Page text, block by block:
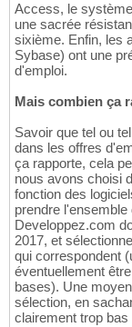
Access, le
une sacrée
sixième. Enfin, les
Sybase) ont une
d'emploi.
Mais combien ça
Savoir que tel ou
dans les offres
ça rapporte, cela
nous avons choisi
fonction des
prendre
Developpez.com
2017, et
qui correspondent
éventuellement
bases). Une
sélection, en
clairement trop